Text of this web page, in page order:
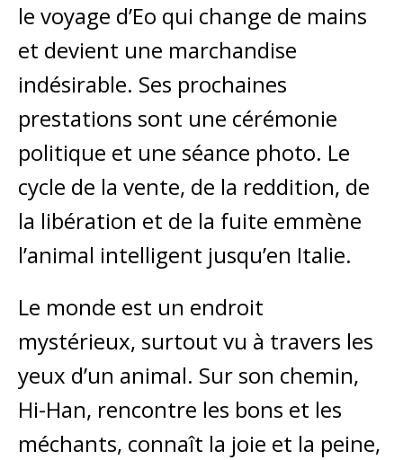
le voyage d’Eo qui change de mains
et devient une marchandise
indésirable. Ses prochaines
prestations sont une cérémonie
politique et une séance photo. Le
cycle de la vente, de la reddition, de
la libération et de la fuite emmène
l’animal intelligent jusqu’en Italie.
Le monde est un endroit
mystérieux, surtout vu à travers les
yeux d’un animal. Sur son chemin,
Hi-Han, rencontre les bons et les
méchants, connaît la joie et la peine,